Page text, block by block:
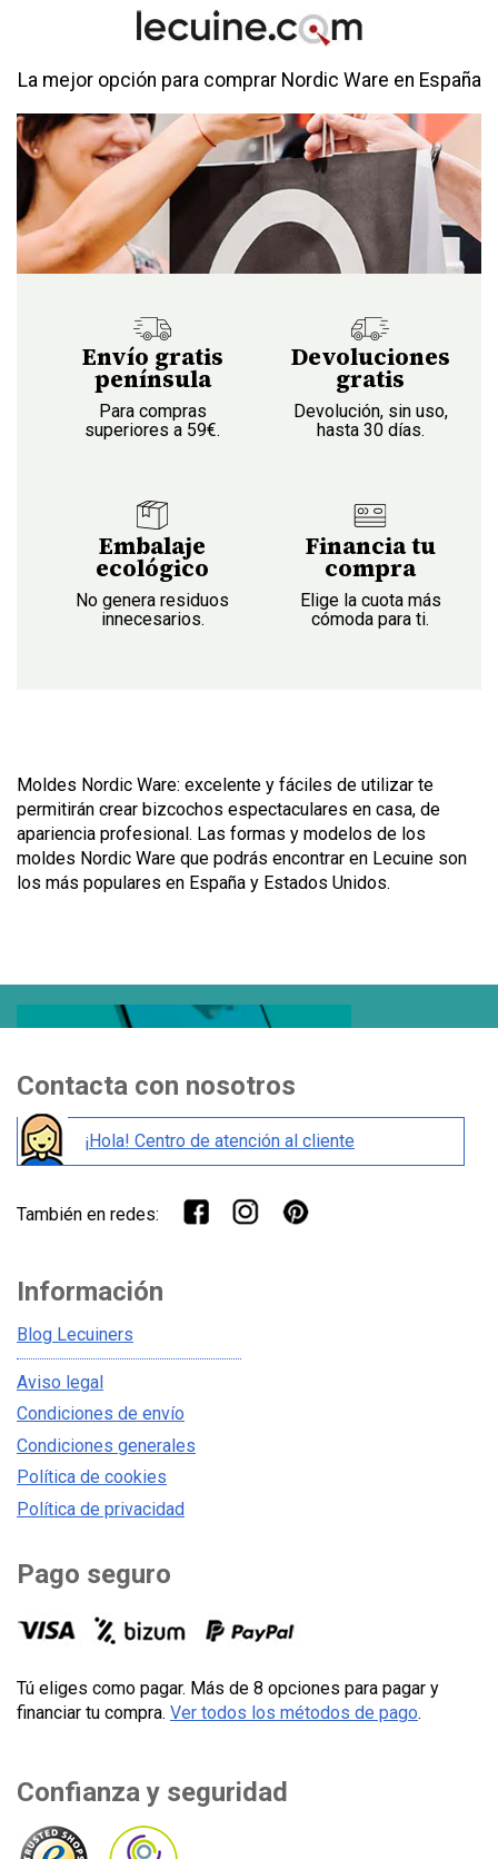
La mejor opción para comprar Nordic Ware en España
Envío gratis
península
Para compras
superiores a 59€.
Devoluciones
gratis
Devolución, sin uso,
hasta 30 días.
Embalaje
ecológico
No genera residuos
innecesarios.
Financia tu
compra
Elige la cuota más
cómoda para ti.
Moldes Nordic Ware: excelente y fáciles de utilizar te
permitirán crear bizcochos espectaculares en casa, de
apariencia profesional. Las formas y modelos de los
moldes Nordic Ware que podrás encontrar en Lecuine son
los más populares en España y Estados Unidos.
Contacta con nosotros
¡Hola! Centro de atención al cliente
También en redes:
Información
Blog Lecuiners
Aviso legal
Condiciones de envío
Condiciones generales
Política de cookies
Política de privacidad
Pago seguro
Tú eliges como pagar. Más de 8 opciones para pagar y
financiar tu compra. Ver todos los métodos de pago.
Confianza y seguridad